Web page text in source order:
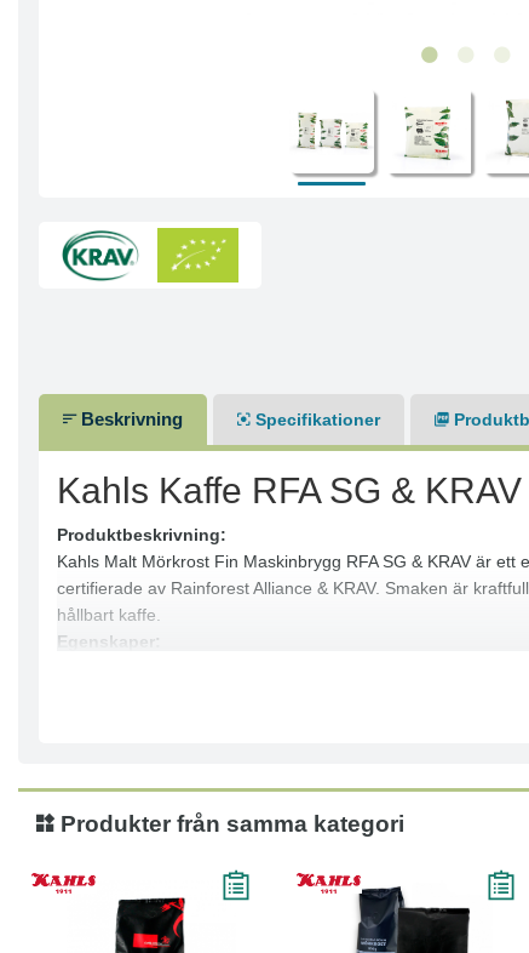
Beskrivning Specifikationer
Kahls Kaffe RFA SG &
Produktbeskrivning:
Kahls Malt Mörkrost Fin Maskinbrygg RFA SG & KRAV är
certifierade av Rainforest Alliance & KRAV. Smaken är
hållbart kaffe.
Egenskaper:
● Förpackningstyp: Kaffe Kuddpåse B2B
● Kaffesmak: Fyllig & chokladig
● Malningstyp: Kontor & Café 1,8 l
● Rostning: Mörkrost
Produkter från samma kategori